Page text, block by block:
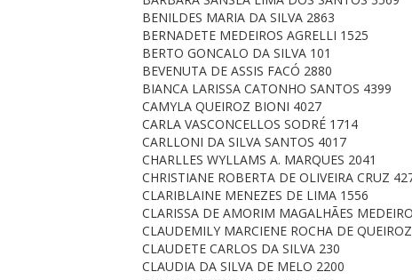
BENILDES MARIA DA SILVA 2863
BERNADETE MEDEIROS AGRELLI 1525
BERTO GONCALO DA SILVA 101
BEVENUTA DE ASSIS FACÓ 2880
BIANCA LARISSA CATONHO SANTOS 4399
CAMYLA QUEIROZ BIONI 4027
CARLA VASCONCELLOS SODRÉ 1714
CARLLONI DA SILVA SANTOS 4017
CHARLLES WYLLAMS A. MARQUES 2041
CHRISTIANE ROBERTA DE OLIVEIRA CRUZ
CLARIBLAINE MENEZES DE LIMA 1556
CLARISSA DE AMORIM MAGALHÃES
CLAUDEMILY MARCIENE ROCHA DE
CLAUDETE CARLOS DA SILVA 230
CLAUDIA DA SILVA DE MELO 2200